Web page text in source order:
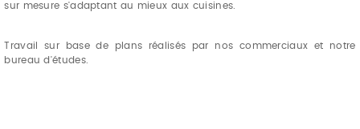
sur mesure s'adaptant au mieux aux cuisines.
Travail sur base de plans réalisés par nos commerciaux et notre
bureau d'études.